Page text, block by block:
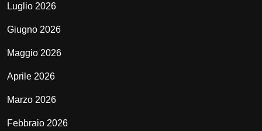
Luglio 2026
Giugno 2026
Maggio 2026
Aprile 2026
Marzo 2026
Febbraio 2026